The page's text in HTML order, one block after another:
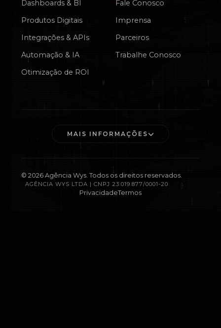
Dashboards & BI
Produtos Digitais
Integrações & APIs
Automação & IA
Otimização de ROI
Fale Conosco
Imprensa
Parceiros
Trabalhe Conosco
MAIS INFORMAÇÕES
© 2026Agência Wys. Todos os direitos reservados.
AGÊNCIA WYS LTDA | CNPJ 23.019.877/0001-20
PrivacidadeTermos